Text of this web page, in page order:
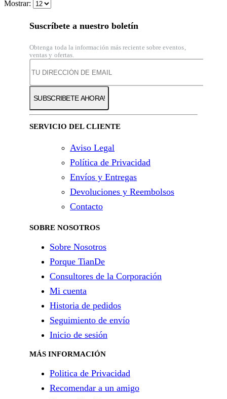
era:
Mostrar:
Suscríbete a nuestro boletín
Obtenga toda la información más reciente sobre eventos,
ventas y ofertas.
SERVICIO DEL CLIENTE
Aviso Legal
Política de Privacidad
Envíos y Entregas
Devoluciones y Reembolsos
Contacto
SOBRE NOSOTROS
Sobre Nosotros
Porque TianDe
Consultores de la Corporación
Mi cuenta
Historia de pedidos
Seguimiento de envío
Inicio de sesión
MÁS INFORMACIÓN
Politica de Privacidad
Recomendar a un amigo